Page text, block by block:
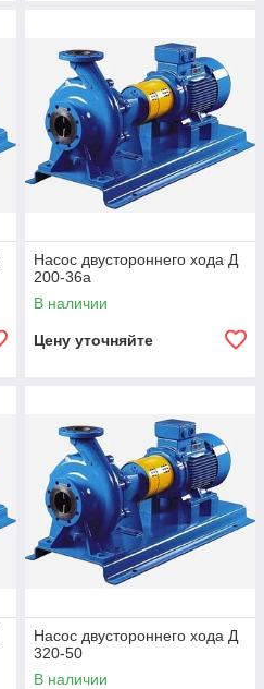
Насос двустороннего хода Д
200-36а
В наличии
Цену уточняйте
Насос двустороннего хода Д
320-50
В наличии